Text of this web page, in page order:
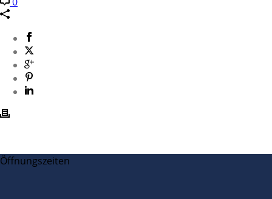
Öffnungszeiten